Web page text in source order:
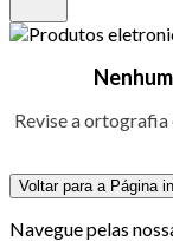
Revise a ortografia
Voltar para a Página
Navegue pelas